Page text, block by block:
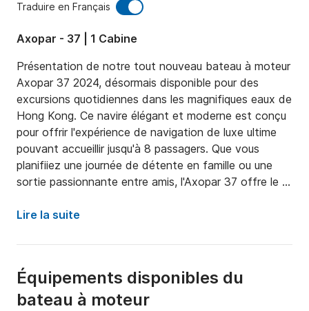
Traduire en Français
Axopar - 37 | 1 Cabine
Présentation de notre tout nouveau bateau à moteur
Axopar 37 2024, désormais disponible pour des
excursions quotidiennes dans les magnifiques eaux de
Hong Kong. Ce navire élégant et moderne est conçu
pour offrir l'expérience de navigation de luxe ultime
pouvant accueillir jusqu'à 8 passagers. Que vous
planifiiez une journée de détente en famille ou une
sortie passionnante entre amis, l'Axopar 37 offre le
performance.
Équipé de toutes les commodités de luxe standard
que vous pourriez souhaiter, ce bateau à moteur
garantit une expérience haut de gamme sur l'eau. Des
sièges moelleux aux systèmes de navigation de
Lire la suite
Équipements disponibles du
bateau à moteur